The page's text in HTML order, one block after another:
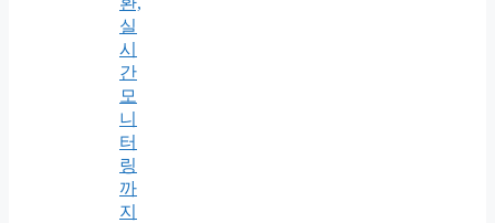
실
시
간
모
니
터
링
까
지